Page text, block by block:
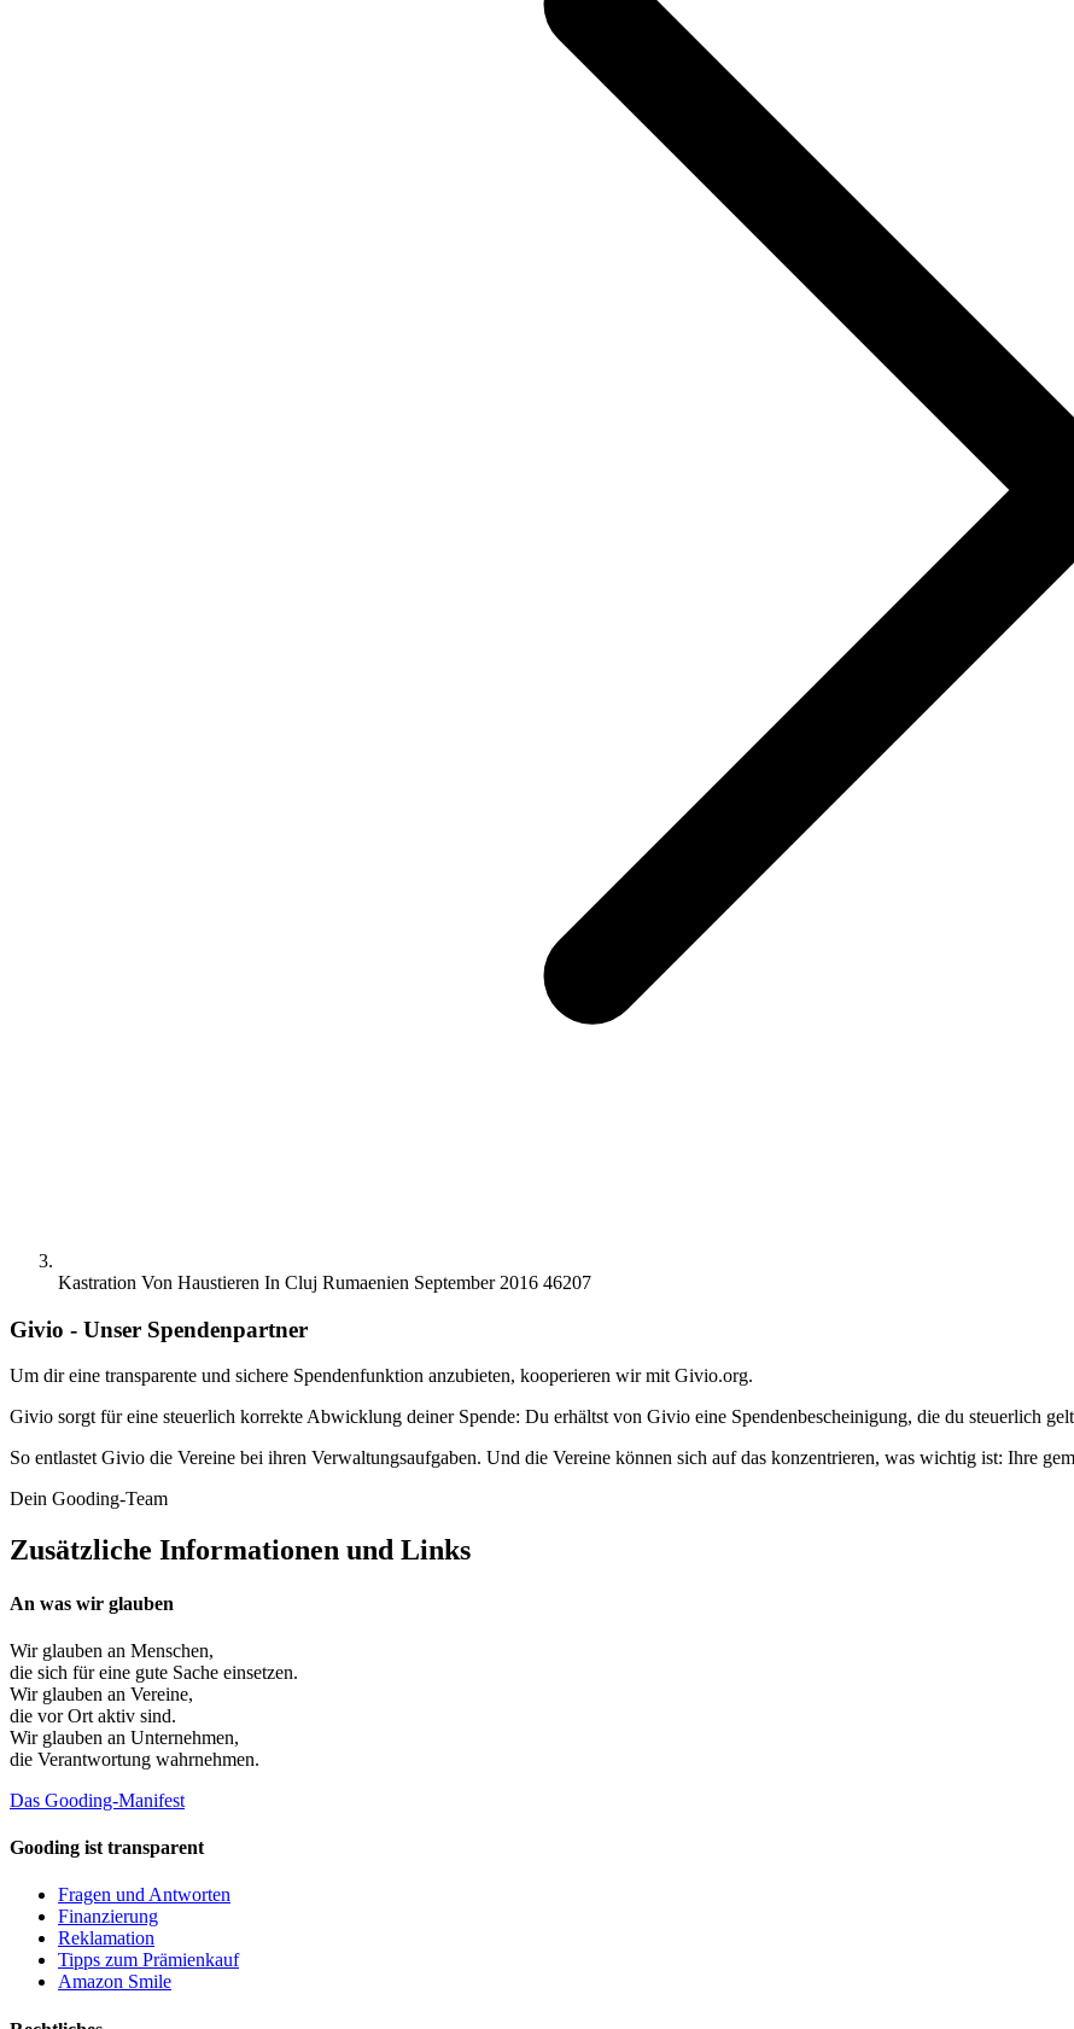
Kastration Von Haustieren In Cluj Rumaenien September 2016 46207
Givio - Unser Spendenpartner
Um dir eine transparente und sichere Spendenfunktion anzubieten, kooperieren wir mit Givio.org.
Givio sorgt für eine steuerlich korrekte Abwicklung deiner Spende: Du erhältst von Givio eine Spendenbescheinigung, die du steuerlich
So entlastet Givio die Vereine bei ihren Verwaltungsaufgaben. Und die Vereine können sich auf das konzentrieren, was wichtig ist: Ihre
Dein Gooding-Team
Zusätzliche Informationen und Links
An was wir glauben
Wir glauben an Menschen,
die sich für eine gute Sache einsetzen.
Wir glauben an Vereine,
die vor Ort aktiv sind.
Wir glauben an Unternehmen,
die Verantwortung wahrnehmen.
Das Gooding-Manifest
Gooding ist transparent
Fragen und Antworten
Finanzierung
Reklamation
Tipps zum Prämienkauf
Amazon Smile